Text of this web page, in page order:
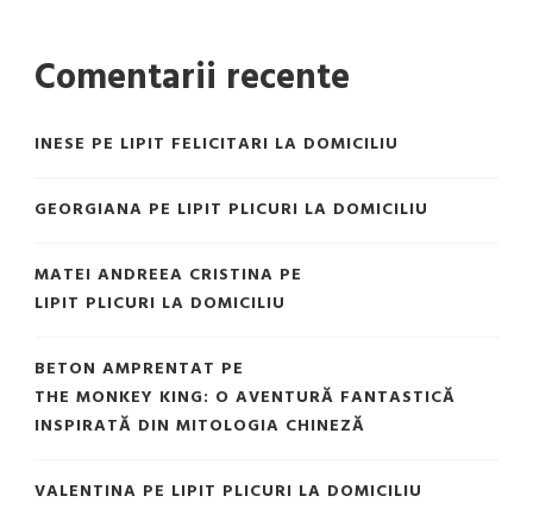
Comentarii recente
INESE PE LIPIT FELICITARI LA DOMICILIU
GEORGIANA PE LIPIT PLICURI LA DOMICILIU
MATEI ANDREEA CRISTINA PE
LIPIT PLICURI LA DOMICILIU
BETON AMPRENTAT PE
THE MONKEY KING: O AVENTURĂ FANTASTICĂ
INSPIRATĂ DIN MITOLOGIA CHINEZĂ
VALENTINA PE LIPIT PLICURI LA DOMICILIU